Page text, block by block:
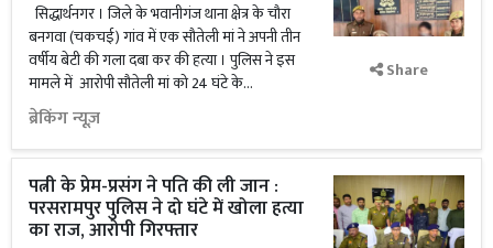
सिद्धार्थनगर । जिले के भवानीगंज थाना क्षेत्र के चौरा
बनगवा (चकचई) गांव में एक सौतेली मां ने अपनी तीन
वर्षीय बेटी की गला दबा कर की हत्या । पुलिस ने इस
मामले में आरोपी सौतेली मां को 24 घंटे के...
ब्रेकिंग न्यूज़
Share
पत्नी के प्रेम-प्रसंग ने पति की ली जान :
परसरामपुर पुलिस ने दो घंटे में खोला हत्या
का राज, आरोपी गिरफ्तार